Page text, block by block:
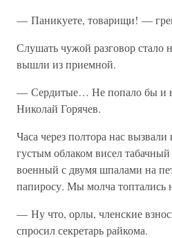
— Паникуете, товарищи! —
Слушать чужой разговор стало
вышли из приемной.
— Сердитые… Не попало бы и
Николай Горячев.
Часа через полтора нас
густым облаком висел
военный с двумя шпалами на
папиросу. Мы молча топтались
— Ну что, орлы, членские
спросил секретарь райкома.